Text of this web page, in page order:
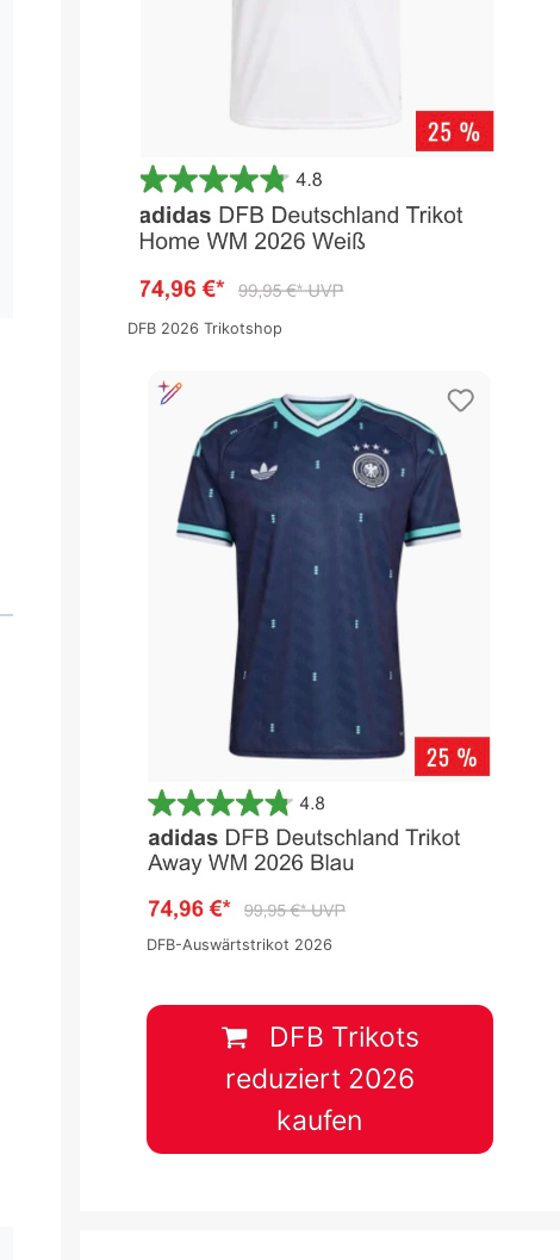
DFB 2026 Trikotshop
DFB-Auswärtstrikot 2026
DFB Trikots
reduziert 2026
kaufen